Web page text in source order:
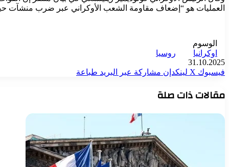
العمليات هو “إضعاف مقاومة الشعب الأوكراني عبر ضرب منشآت
الوسوم
اوكرانيا
روسيا
31.10.2025
فيسبوك ‫X لينكدإن مشاركة عبر البريد طباعة
مقالات ذات صلة